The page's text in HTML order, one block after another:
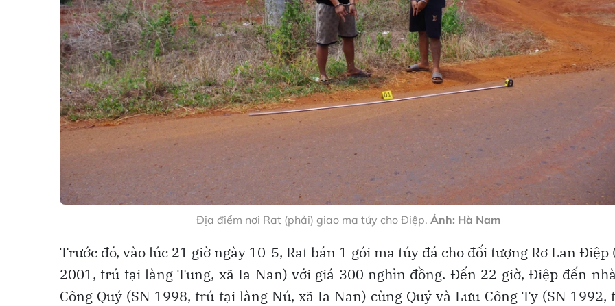
Địa điểm nơi Rat (phải) giao ma túy cho Điệp. Ảnh: Hà Nam
Trước đó, vào lúc 21 giờ ngày 10-5, Rat bán 1 gói ma túy đá cho đối tượng Rơ Lan Điệp
2001, trú tại làng Tung, xã Ia Nan) với giá 300 nghìn đồng. Đến 22 giờ, Điệp đến
Công Quý (SN 1998, trú tại làng Nú, xã Ia Nan) cùng Quý và Lưu Công Ty (SN 1992,